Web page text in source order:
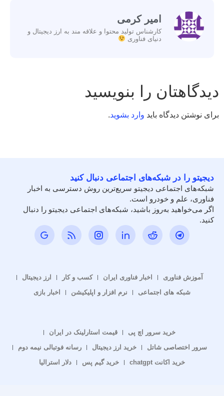
امیر کرمی
کارشناس تولید محتوا و علاقه مند به ارز دیجیتال و
دنیای فناوری
دیدگاهتان را بنویسید
برای نوشتن دیدگاه باید وارد بشوید.
دیجیتو را در شبکه‌های اجتماعی دنبال کنید
شبکه‌های اجتماعی دیجیتو سریع‌ترین روش دسترسی به اخبار
فناوری، علم و خودرو است.
اگر می‌خواهید به‌روز باشید، شبکه‌های اجتماعی دیجیتو را دنبال
کنید.
آموزش فناوری اخبار فناوری ایران کسب و کار
ارز دیجیتال
شبکه های اجتماعی
نرم افزار و اپلیکیشن اخبار بازی
خرید سرور اچ پی
قیمت استارلینک در ایران
سرور اختصاصی شاتل
خرید ارز دیجیتال
رسانه فوتبالی نیمه دوم
خرید اکانت chatgpt
خرید گیم پس دلار استرالیا